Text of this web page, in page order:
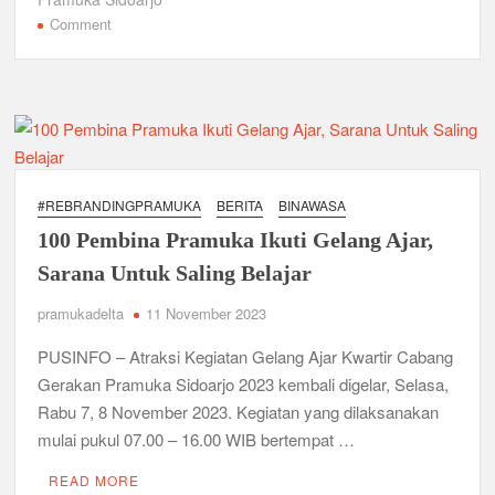
Bukan Cuma Kemah! Pramuka SMK YPM 3 Taman Adopsi
Keprotokoleran
Tumbuhkan Ceria dan Karakter Sejak Dini, 704 Pramuka
Ceria Bersama Pramuka Siaga: Membangun Generasi Tangguh
dan Berkarakter
Karena Karakter Tidak Dibentuk di Ruang Nyaman, LT-1
SDN Pagerwojo Hadir Menempa Ketangguhan
Gelar Musppanitera 2026, Kwarran Taman Cetak Pemimpin
Baru dan Perkuat Kolaborasi Lintas Pangkalan
Ajang Kompetensi Antar Ambalan II SMKN 2 Buduran 2026
e
b
o
k
A
p
a
Commenton
Tangkas,
Sidoarjo
Gelang
Ajar
#REBRANDINGPRAMUKA BERITA BINAWASA
100 Pembina Pramuka Ikuti Gelang Ajar,
Sarana Untuk Saling Belajar
pramukadelta 11 November 2023
PUSINFO – Atraksi Kegiatan Gelang Ajar Kwartir Cabang
Gerakan Pramuka Sidoarjo 2023 kembali digelar, Selasa,
Rabu 7, 8 November 2023. Kegiatan yang dilaksanakan
mulai pukul 07.00 – 16.00 WIB bertempat …
READ MORE